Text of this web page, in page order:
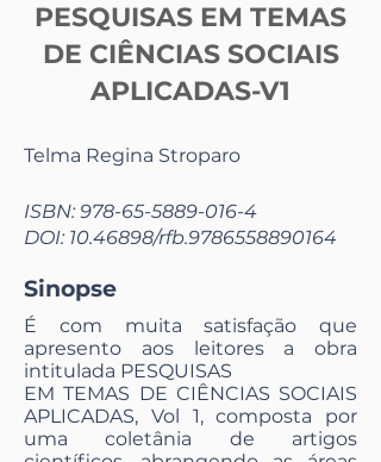
PESQUISAS EM TEMAS
DE CIÊNCIAS SOCIAIS
APLICADAS-V1
Telma Regina Stroparo
ISBN:978-65-5889-016-4
DOI: 10.46898/rfb.9786558890164
Sinopse
É com muita satisfação que
apresento aos leitores a obra
intitulada PESQUISAS
EM TEMAS DE CIÊNCIAS SOCIAIS
APLICADAS, Vol 1, composta por
uma coletânia de artigos